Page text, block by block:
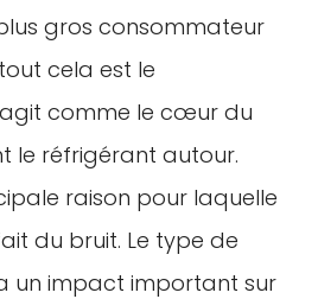
gros consommateur
cela est le
comme le cœur du
le réfrigérant autour.
raison pour laquelle
du bruit. Le type de
un impact important sur